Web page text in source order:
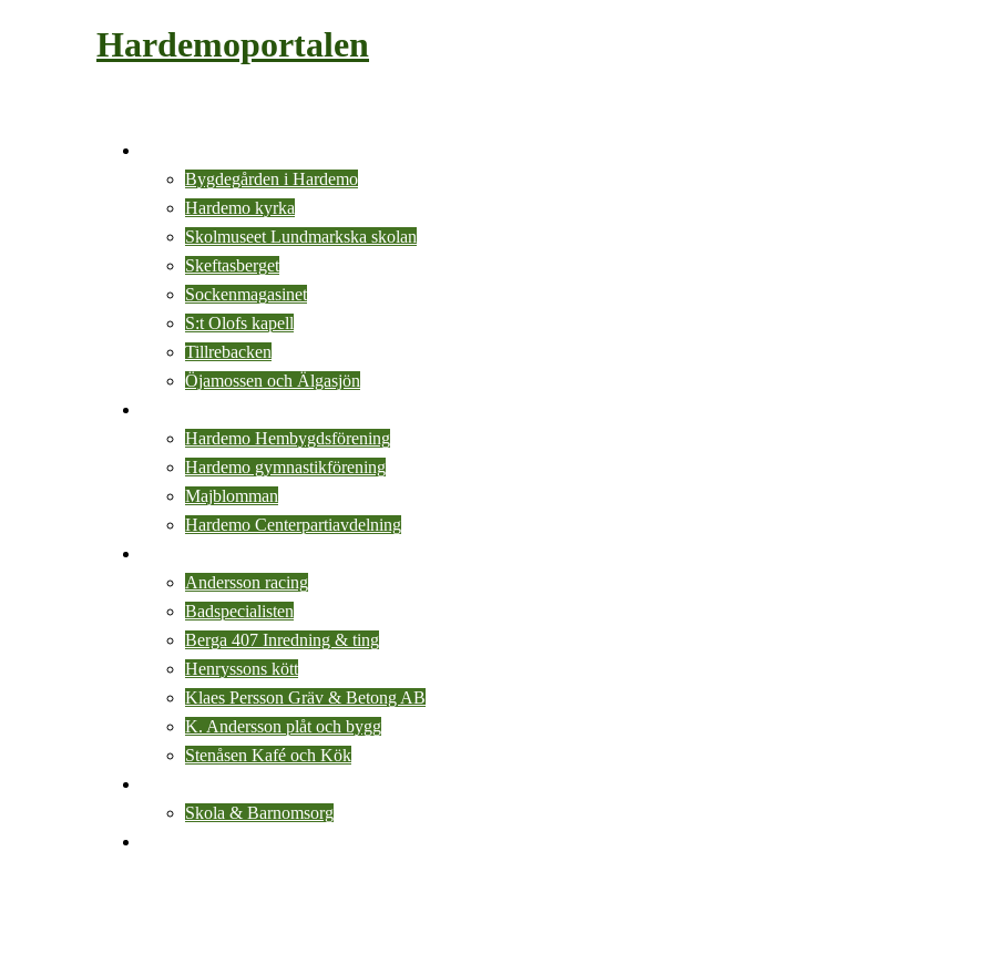
Hardemoportalen
meny
Bygdegården i Hardemo
Hardemo kyrka
Skolmuseet Lundmarkska skolan
Skeftasberget
Sockenmagasinet
S:t Olofs kapell
Tillrebacken
Öjamossen och Älgasjön
Hardemo Hembygdsförening
Hardemo gymnastikförening
Majblomman
Hardemo Centerpartiavdelning
Andersson racing
Badspecialisten
Berga 407 Inredning & ting
Henryssons kött
Klaes Persson Gräv & Betong AB
K. Andersson plåt och bygg
Stenåsen Kafé och Kök
Skola & Barnomsorg